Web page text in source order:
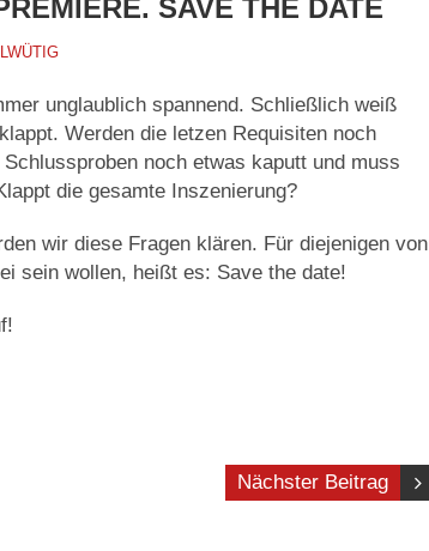
SAVE THE DATE
unglaublich spannend. Schließlich weiß
Werden die letzen Requisiten noch
noch etwas kaputt und muss
die gesamte Inszenierung?
wir diese Fragen klären. Für diejenigen von
sein wollen, heißt es: Save the date!
Nächster Beitrag